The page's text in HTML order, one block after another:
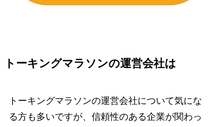
トーキングマラソンの運営会社は
トーキングマラソンの運営会社について気にな
る方も多いですが、信頼性のある企業が関わっ